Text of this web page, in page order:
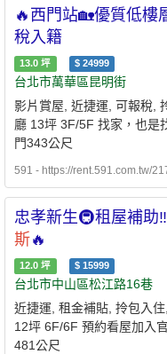
🔥西門站🏡優質低樓
稅入籍
13.0 坪 $ 24999
台北市萬華區昆明街
影片賞屋, 近捷運, 可報稅,
廳 13坪 3F/5F 找家，也是
門343公尺
591 - https://rent.591.com.tw/
忠孝新生🚇租屋補
斯🔥
12.0 坪 $ 15999
台北市中山區松江路16巷
近捷運, 租金補貼, 拎包入
12坪 6F/6F 預約看屋加入
481公尺